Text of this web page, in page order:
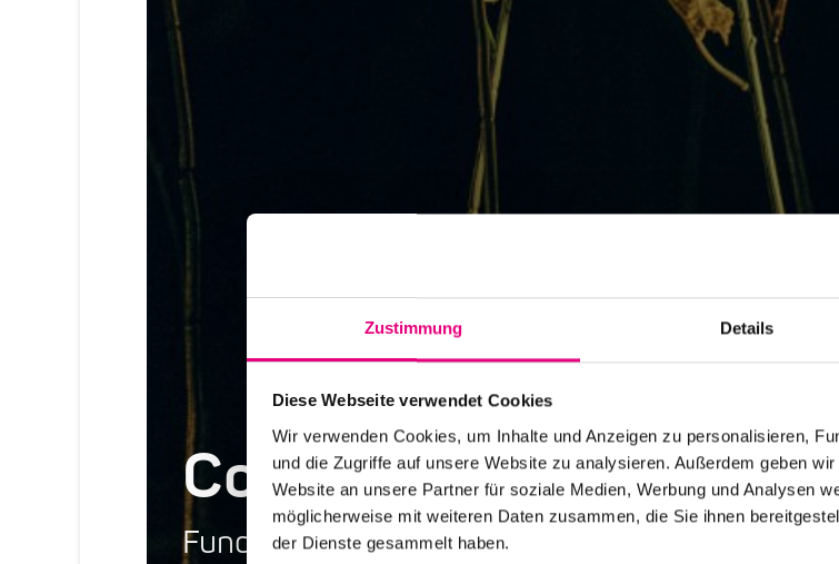
Zustimmung Details
Diese Webseite verwendet Cookies
Wir verwenden Cookies, um Inhalte und Anzeigen zu personalisieren,
und die Zugriffe auf unsere Website zu analysieren. Außerdem geben
Website an unsere Partner für soziale Medien, Werbung und Analysen
möglicherweise mit weiteren Daten zusammen, die Sie ihnen
der Dienste gesammelt haben.
Code Of Conduct
Fundament für eine Kultur des Respekts